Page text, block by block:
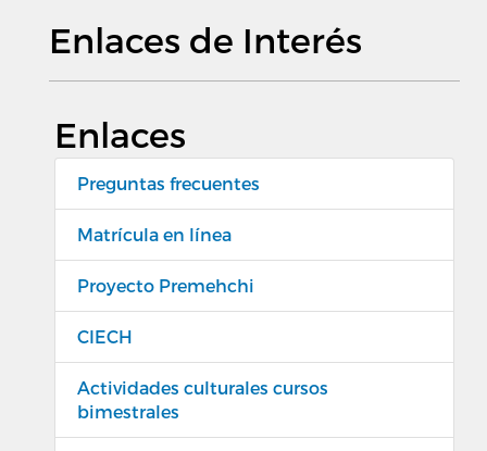
Enlaces de Interés
Enlaces
Preguntas frecuentes
Matrícula en línea
Proyecto Premehchi
CIECH
Actividades culturales cursos
bimestrales